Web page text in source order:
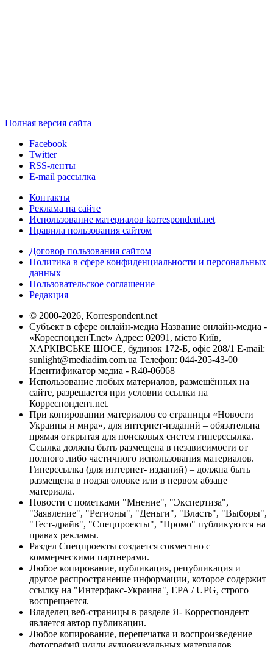
Полная версия сайта
Facebook
Twitter
RSS-ленты
E-mail рассылка
Контакты
Реклама на сайте
Использование материалов korrespondent.net
Правила пользования сайтом
Договор пользования сайтом
Политика в сфере конфиденциальности и персональных
данных
Пользовательское соглашение
Редакция
© 2000-2026, Korrespondent.net
Субъект в сфере онлайн-медиа Название онлайн-медиа -
«КореспонденТ.net» Адрес: 02091, місто Київ,
ХАРКІВСЬКЕ ШОСЕ, будинок 172-Б, офіс 208/1 E-mail:
sunlight@mediadim.com.ua Телефон: 044-205-43-00
Идентификатор медиа - R40-06068
Использование любых материалов, размещённых на
сайте, разрешается при условии ссылки на
Корреспондент.net.
При копировании материалов со страницы «Новости
Украины и мира», для интернет-изданий – обязательна
прямая открытая для поисковых систем гиперссылка.
Ссылка должна быть размещена в независимости от
полного либо частичного использования материалов.
Гиперссылка (для интернет- изданий) – должна быть
размещена в подзаголовке или в первом абзаце
материала.
Новости с пометками "Мнение", "Экспертиза",
"Заявление", "Регионы", "Деньги", "Власть", "Выборы",
"Тест-драйв", "Спецпроекты", "Промо" публикуются на
правах рекламы.
Раздел Спецпроекты создается совместно с
коммерческими партнерами.
Любое копирование, публикация, републикация и
другое распространение информации, которое содержит
ссылку на "Интерфакс-Украина", EPA / UPG, строго
воспрещается.
Владелец веб-страницы в разделе Я- Корреспондент
является автор публикации.
Любое копирование, перепечатка и воспроизведение
фотографий и/или аудиовизуальных материалов,